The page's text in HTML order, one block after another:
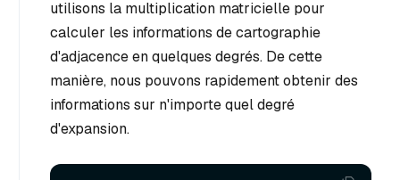
utilisons la multiplication matricielle pour
calculer les informations de cartographie
d'adjacence en quelques degrés. De cette
manière, nous pouvons rapidement obtenir des
informations sur n'importe quel degré
d'expansion.